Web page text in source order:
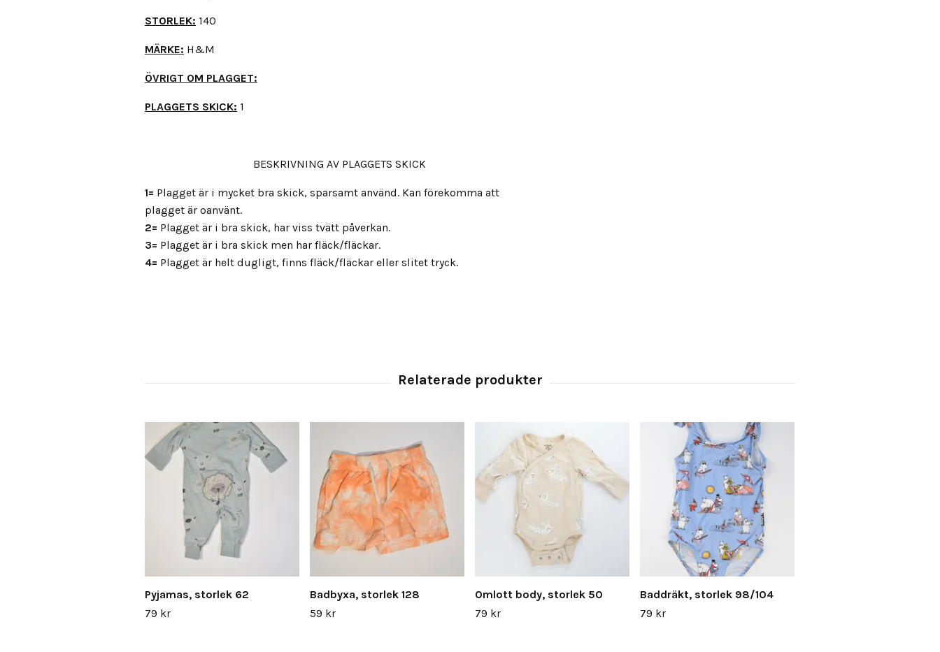
STORLEK: 140
MÄRKE: H&M
ÖVRIGT OM PLAGGET:
PLAGGETS SKICK: 1
BESKRIVNING AV PLAGGETS SKICK
1= Plagget är i mycket bra skick, sparsamt använd. Kan förekomma att
plagget är oanvänt.
2= Plagget är i bra skick, har viss tvätt påverkan.
3= Plagget är i bra skick men har fläck/fläckar.
4= Plagget är helt dugligt, finns fläck/fläckar eller slitet tryck.
Pyjamas, storlek 62
79 kr
Badbyxa, storlek 128
59 kr
Omlott body, storlek 50
79 kr
Baddräkt, storlek 98/104
79 kr